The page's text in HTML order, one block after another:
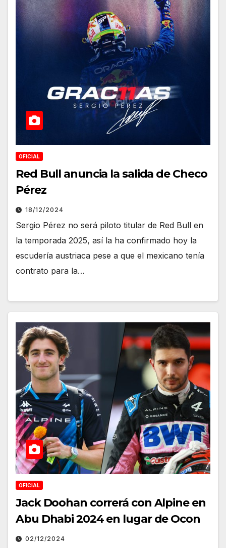
OFICIAL
Red Bull anuncia la salida de Checo
Pérez
18/12/2024
Sergio Pérez no será piloto titular de Red Bull en
la temporada 2025, así la ha confirmado hoy la
escudería austriaca pese a que el mexicano tenía
contrato para la…
OFICIAL
Jack Doohan correrá con Alpine en
Abu Dhabi 2024 en lugar de Ocon
02/12/2024